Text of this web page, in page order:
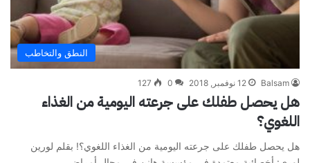
النطق والتخاطب
Balsam 12 نوفمبر, 2018 0
127
هل يحصل طفلك على جرعته اليومية من الغذاء
اللغوي؟
هل يحصل طفلك على جرعته اليومية من الغذاء اللغوي؟! بقلم لورين